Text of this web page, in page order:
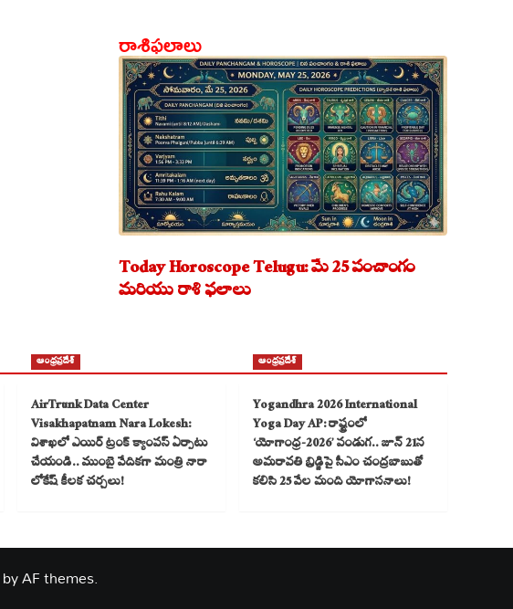
రాశిఫలాలు
Today Horoscope Telugu: మే 25 పంచాంగం
మరియు రాశి ఫలాలు
ఆంధ్రప్రదేశ్
AirTrunk Data Center
Visakhapatnam Nara Lokesh:
విశాఖలో ఎయిర్ ట్రంక్ క్యాంపస్ ఏర్పాటు
చేయండి.. ముంబై వేదికగా మంత్రి నారా
లోకేష్ కీలక చర్చలు!
ఆంధ్రప్రదేశ్
Yogandhra 2026 International
Yoga Day AP: రాష్ట్రంలో
‘యోగాంధ్ర-2026’ పండుగ.. జూన్ 21న
అమరావతి బ్రిడ్జిపై సీఎం చంద్రబాబుతో
కలిసి 25 వేల మంది యోగాసనాలు!
by AF themes.